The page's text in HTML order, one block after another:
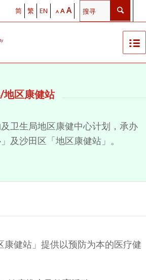
简 繁 EN A AA
地区康健站
卫生局地区康健中心计划，承办
及沙田区「地区康健站」。
康健站」提供以预防为本的医疗健